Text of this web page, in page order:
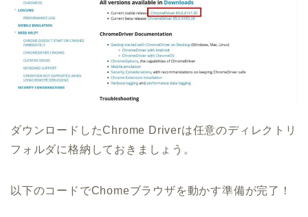
ダウンロードしたChrome Driverは任意のディレクトリ
フォルダに格納しておきましょう。
以下のコードでChomeブラウザを動かす準備が完了！